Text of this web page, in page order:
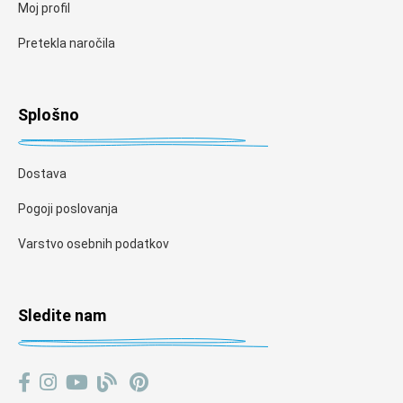
Moj profil
Pretekla naročila
Splošno
Dostava
Pogoji poslovanja
Varstvo osebnih podatkov
Sledite nam